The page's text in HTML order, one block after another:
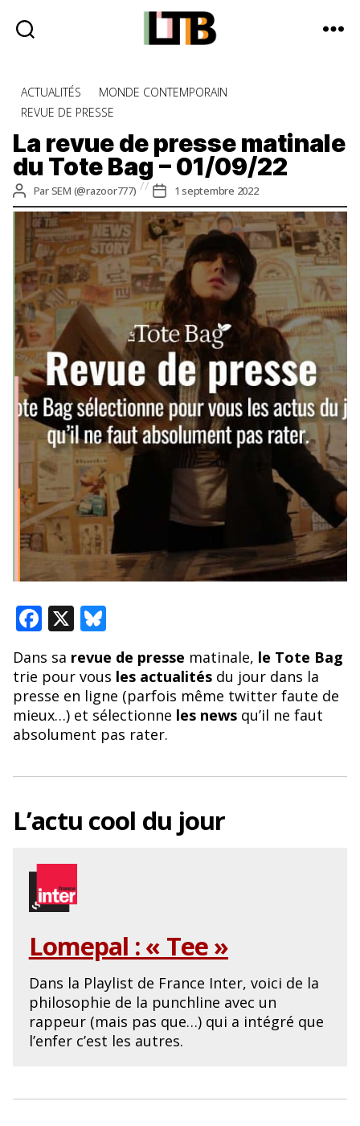
Bag
Média
d'information
quotidienne
Catégories
ACTUALITÉS
MONDE CONTEMPORAIN
REVUE DE PRESSE
La revue de presse matinale
du Tote Bag – 01/09/22
Auteur
de
l’article
ParSEM (@razoor777)
Date
de
l’article
1 septembre 2022
F
e
b
o
o
k
X Bl
u
e
sk
y
Dans sa revue de presse matinale, le Tote Bag
trie pour vous les actualitésdu jour dans la
presse en ligne (parfois même twitter faute de
mieux…) et sélectionne les newsqu’il ne faut
absolument pas rater.
L’actu cool du jour
Lomepal : « Tee »
Dans la Playlist de France Inter, voici de la
philosophie de la punchline avec un
rappeur (mais pas que…) qui a intégré que
l’enfer c’est les autres.